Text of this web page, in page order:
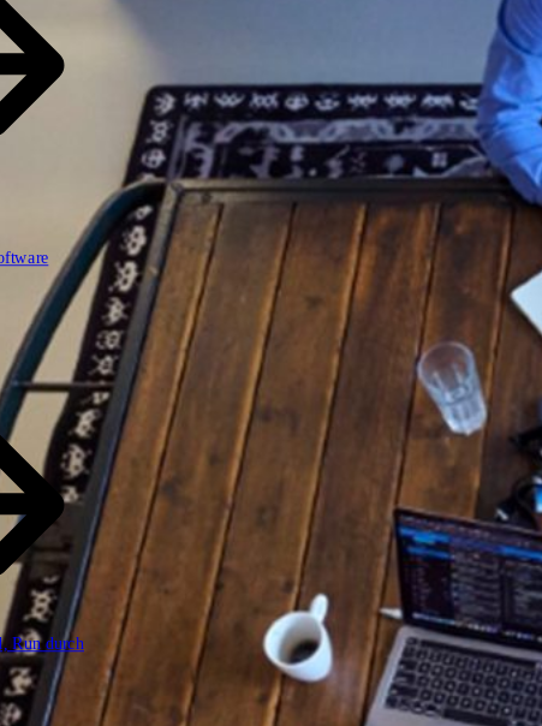
Run durch
search